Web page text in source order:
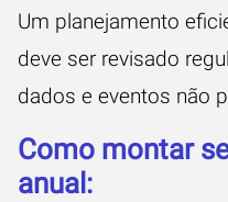
Um planejamento
deve ser revisado
dados e eventos não
Como montar
anual: